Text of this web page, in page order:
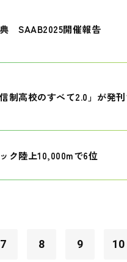
SAAB2025開催報告
制高校のすべて2.0」が発
ク陸上10,000mで6位
7 8 9 10